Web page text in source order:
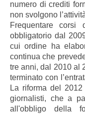
numero di crediti
non svolgono
Frequentare corsi
obbligatorio dal
cui ordine ha
continua che
tre anni, dal 2010 al
terminato con
La riforma del
giornalisti, che a
all'obbligo della